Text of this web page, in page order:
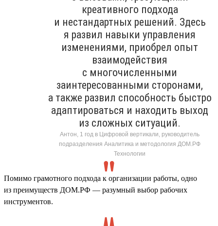
креативного подхода
и нестандартных решений. Здесь
я развил навыки управления
изменениями, приобрел опыт
взаимодействия
с многочисленными
заинтересованными сторонами,
а также развил способность быстро
адаптироваться и находить выход
из сложных ситуаций.
Антон, 1 год в Цифровой вертикали, руководитель
подразделения Аналитика и методология ДОМ.РФ
Технологии
Помимо грамотного подхода к организации работы, одно
из преимуществ ДОМ.РФ — разумный выбор рабочих
инструментов.